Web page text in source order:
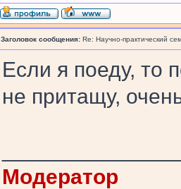
Заголовок сообщения: Re: Научно-практический
Если я поеду, то
не притащу,
Модератор